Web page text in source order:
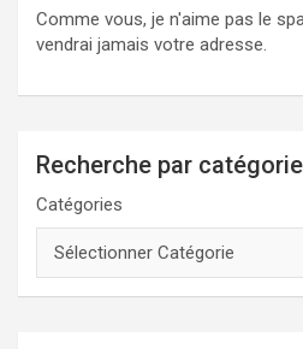
Comme vous, je n'aime pas le
vendrai jamais votre adresse.
Recherche par catégorie
Catégories